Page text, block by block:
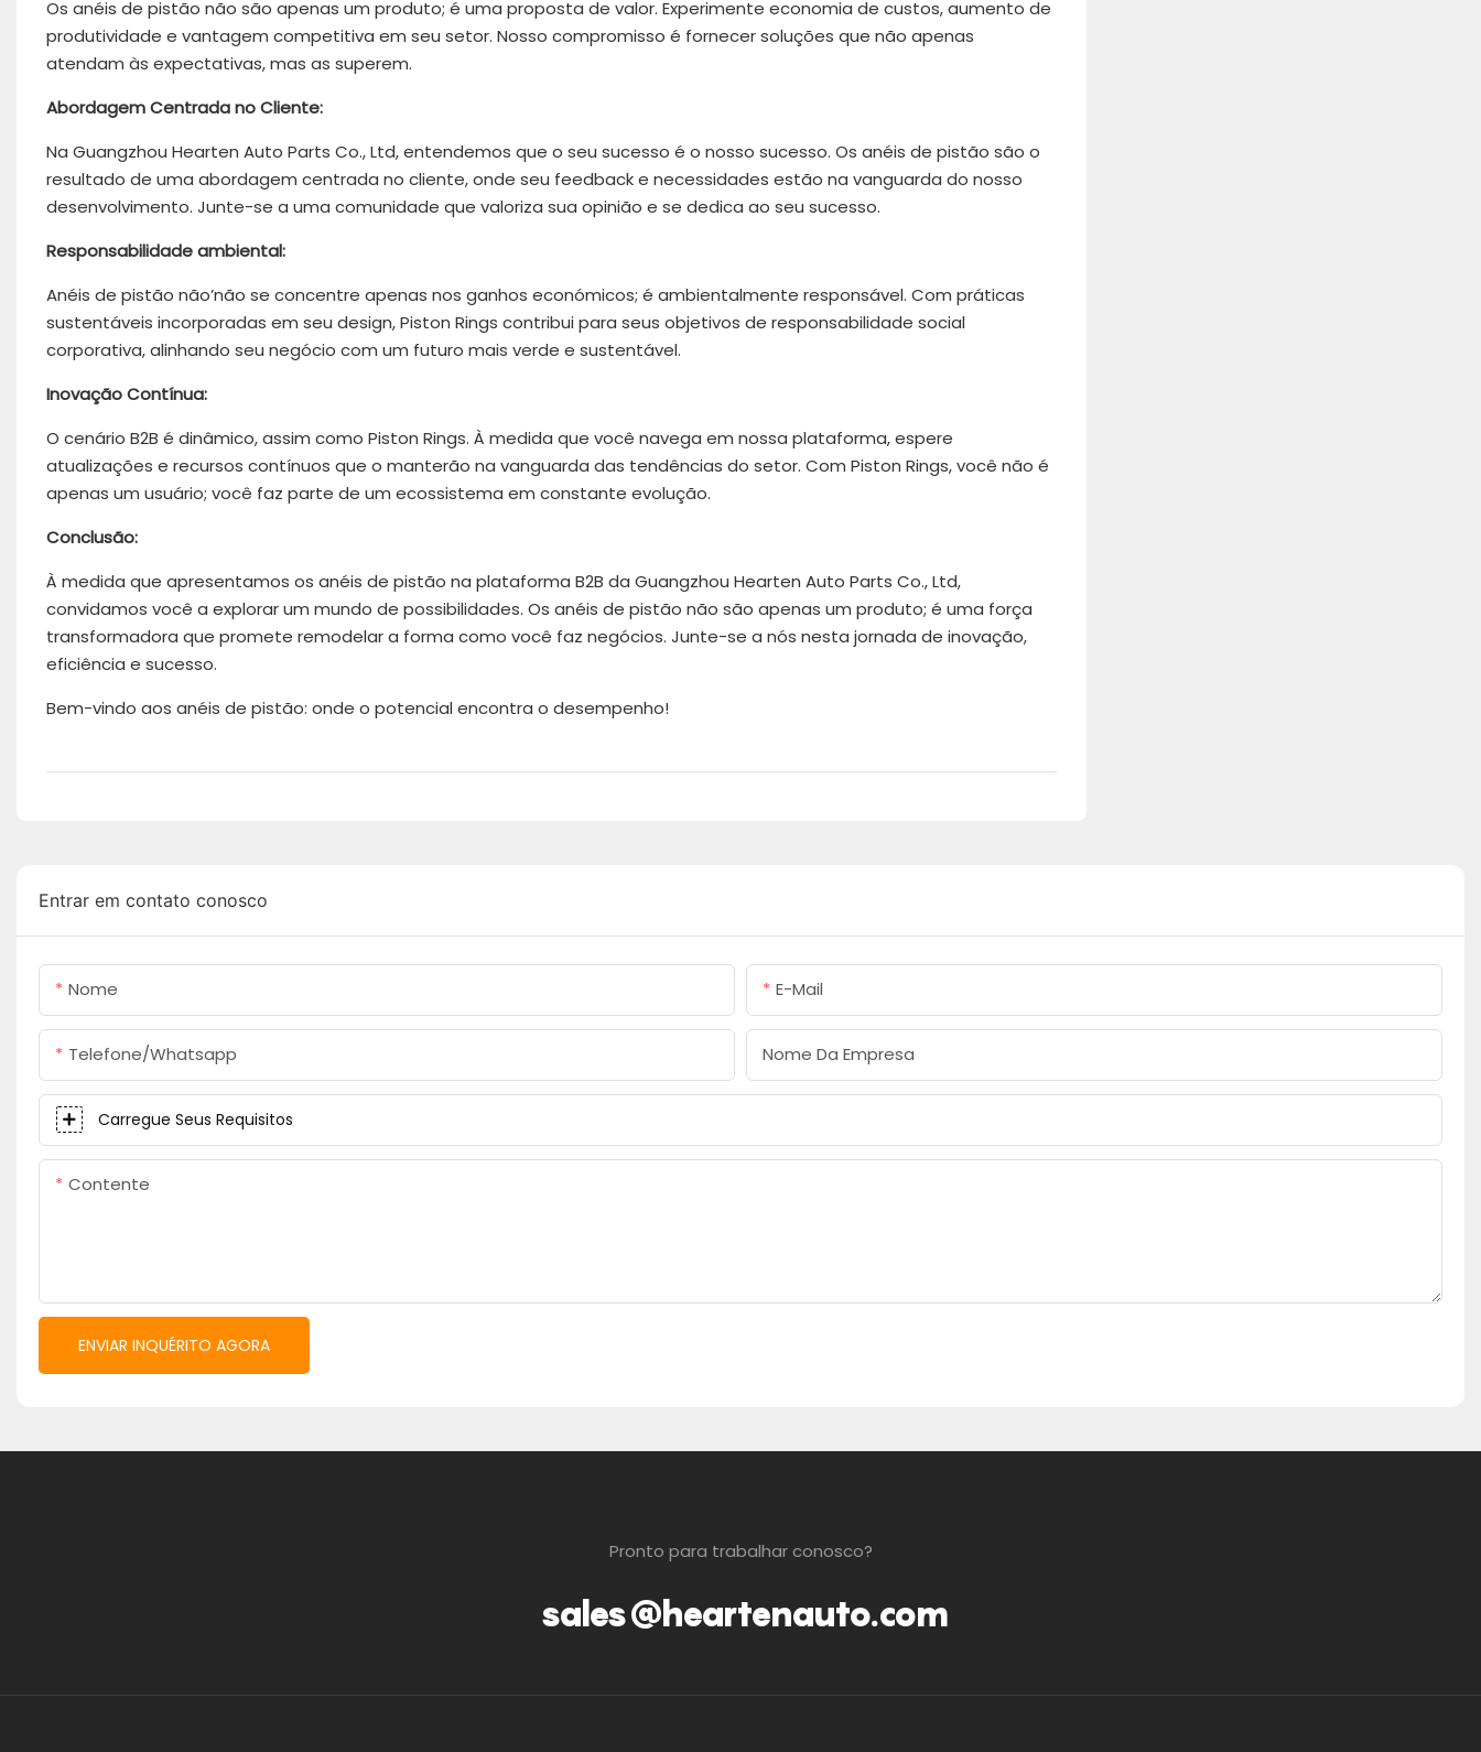
Os anéis de pistão não são apenas um produto; é uma proposta de valor. Experimente economia de custos, aumento de
produtividade e vantagem competitiva em seu setor. Nosso compromisso é fornecer soluções que não apenas
atendam às expectativas, mas as superem.
Abordagem Centrada no Cliente:
Na Guangzhou Hearten Auto Parts Co., Ltd, entendemos que o seu sucesso é o nosso sucesso. Os anéis de pistão são o
resultado de uma abordagem centrada no cliente, onde seu feedback e necessidades estão na vanguarda do nosso
desenvolvimento. Junte-se a uma comunidade que valoriza sua opinião e se dedica ao seu sucesso.
Responsabilidade ambiental:
Anéis de pistão não’não se concentre apenas nos ganhos económicos; é ambientalmente responsável. Com práticas
sustentáveis ​​incorporadas em seu design, Piston Rings contribui para seus objetivos de responsabilidade social
corporativa, alinhando seu negócio com um futuro mais verde e sustentável.
Inovação Contínua:
O cenário B2B é dinâmico, assim como Piston Rings. À medida que você navega em nossa plataforma, espere
atualizações e recursos contínuos que o manterão na vanguarda das tendências do setor. Com Piston Rings, você não é
apenas um usuário; você faz parte de um ecossistema em constante evolução.
Conclusão:
À medida que apresentamos os anéis de pistão na plataforma B2B da Guangzhou Hearten Auto Parts Co., Ltd,
convidamos você a explorar um mundo de possibilidades. Os anéis de pistão não são apenas um produto; é uma força
transformadora que promete remodelar a forma como você faz negócios. Junte-se a nós nesta jornada de inovação,
eficiência e sucesso.
Bem-vindo aos anéis de pistão: onde o potencial encontra o desempenho!
Entrar em contato conosco
Nome E-Mail
Telefone/whatsapp Nome Da Empresa
Carregue Seus Requisitos
Contente
ENVIAR INQUÉRITO AGORA
Pronto para trabalhar conosco?
sales@heartenauto.com